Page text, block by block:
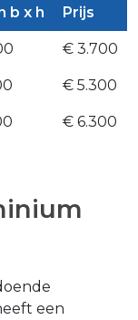
b x h Prijs
€ 3.700
€ 5.300
€ 6.300
een